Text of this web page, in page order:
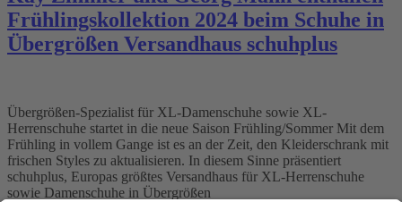
Frühlingskollektion 2024 beim Schuhe in
Übergrößen Versandhaus schuhplus
Übergrößen-Spezialist für XL-Damenschuhe sowie XL-
Herrenschuhe startet in die neue Saison Frühling/Sommer Mit dem
Frühling in vollem Gange ist es an der Zeit, den Kleiderschrank mit
frischen Styles zu aktualisieren. In diesem Sinne präsentiert
schuhplus, Europas größtes Versandhaus für XL-Herrenschuhe
sowie Damenschuhe in Übergrößen